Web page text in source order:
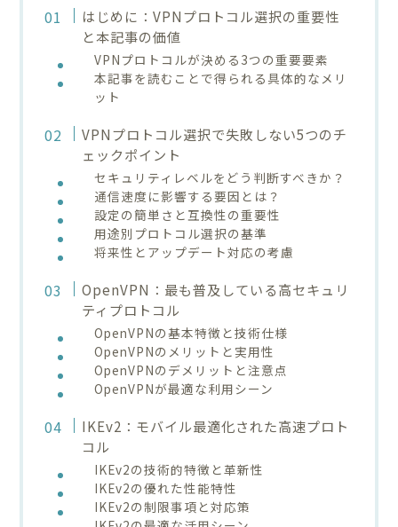
はじめに：VPNプロトコル選択の重要性
と本記事の価値
VPNプロトコルが決める3つの重要要素
本記事を読むことで得られる具体的なメリ
ット
VPNプロトコル選択で失敗しない5つのチ
ェックポイント
セキュリティレベルをどう判断すべきか？
通信速度に影響する要因とは？
設定の簡単さと互換性の重要性
用途別プロトコル選択の基準
将来性とアップデート対応の考慮
OpenVPN：最も普及している高セキュリ
ティプロトコル
OpenVPNの基本特徴と技術仕様
OpenVPNのメリットと実用性
OpenVPNのデメリットと注意点
OpenVPNが最適な利用シーン
IKEv2：モバイル最適化された高速プロト
コル
IKEv2の技術的特徴と革新性
IKEv2の優れた性能特性
IKEv2の制限事項と対応策